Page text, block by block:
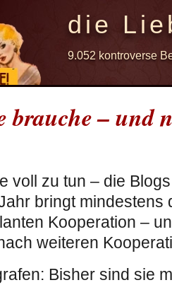
die
9.052 kontroverse
brauche – und
voll zu tun – die
bringt mindestens
Kooperation –
weiteren
Bisher sind sie